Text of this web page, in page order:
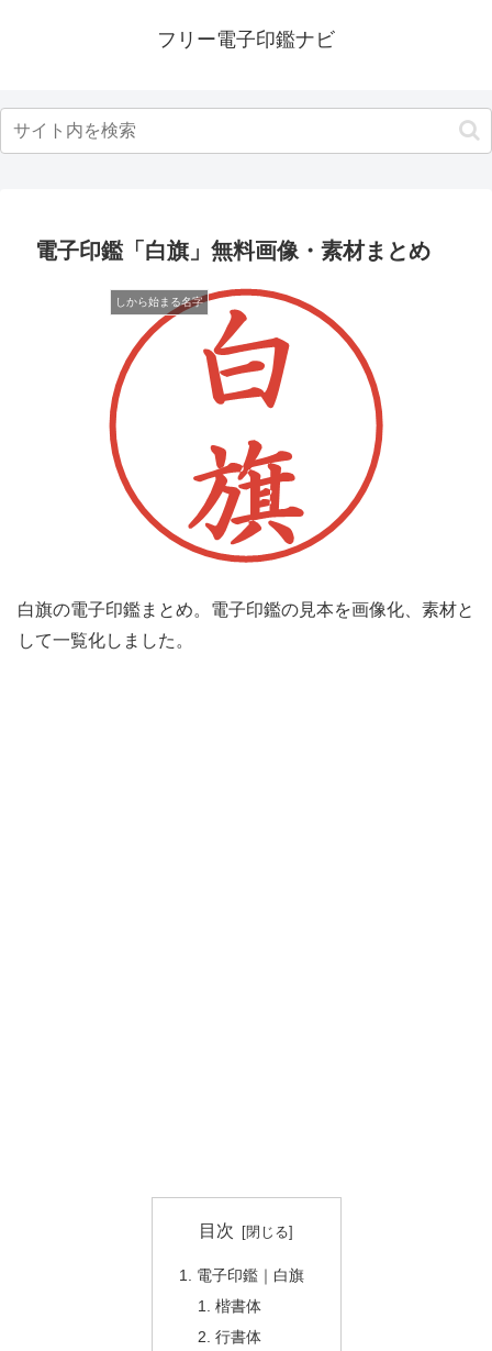
フリー電子印鑑ナビ
電子印鑑「白旗」無料画像・素材まとめ
しから始まる名字
白旗の電子印鑑まとめ。電子印鑑の見本を画像化、素材と
して一覧化しました。
目次
電子印鑑｜白旗
楷書体
行書体